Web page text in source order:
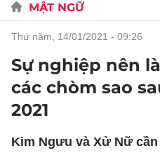
MẬT NGỮ
thứ năm, 14/01/2021 - 09:26
Sự nghiệp nên
các chòm sao
2021
Kim Ngưu và Xử Nữ